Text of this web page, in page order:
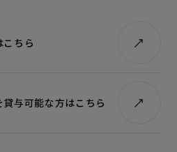
ちら
与可能な方はこちら